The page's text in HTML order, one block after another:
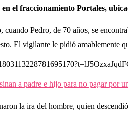
el fraccionamiento Portales,
Pedro, de 70 años, se
El vigilante le pidió amablemente
a padre e hijo para no pagar por
la ira del hombre, quien